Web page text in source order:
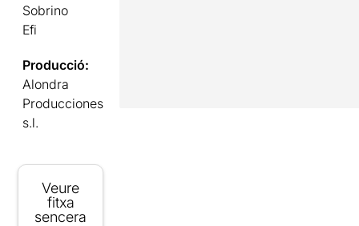
Sobrino
Efi
Producció:
Alondra
Producciones
s.l.
Veure
fitxa
sencera